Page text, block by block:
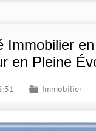
Immobilier
en Pleine
Immobilier